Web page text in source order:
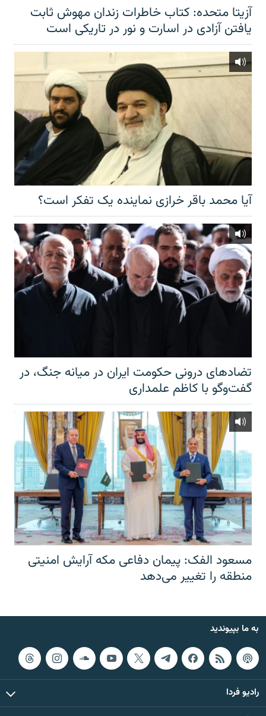
آزیتا متحده: کتاب خاطرات زندان مهوش ثابت
یافتن آزادی در اسارت و نور در تاریکی است
آیا محمد باقر خرازی نماینده یک تفکر است؟
تضادهای درونی حکومت ایران در میانه جنگ، در
گفت‌‌وگو با کاظم علمداری
مسعود الفک: پیمان دفاعی مکه آرایش امنیتی
منطقه را تغییر می‌دهد
به ما بپیوندید
رادیو فردا